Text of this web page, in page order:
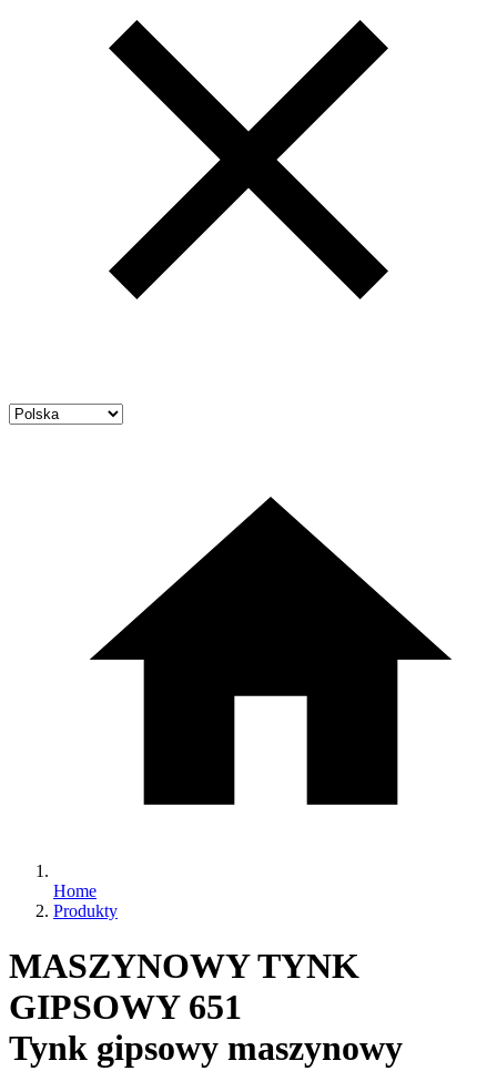
Home
Produkty
MASZYNOWY TYNK
GIPSOWY 651
Tynk gipsowy maszynowy